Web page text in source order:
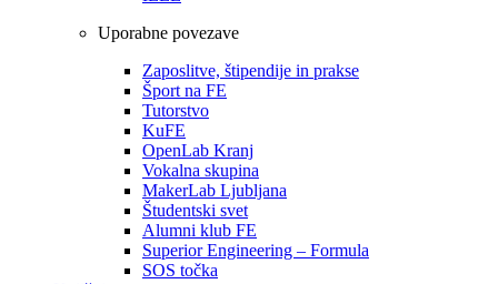
Uporabne povezave
Zaposlitve, štipendije in prakse
Šport na FE
Tutorstvo
KuFE
OpenLab Kranj
Vokalna skupina
MakerLab Ljubljana
Študentski svet
Alumni klub FE
Superior Engineering – Formula
SOS točka